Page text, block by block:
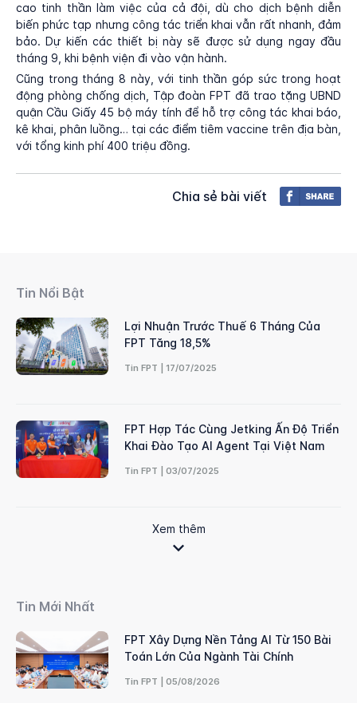
cao tinh thần làm việc của cả đội, dù cho dịch bệnh diễn
biến phức tạp nhưng công tác triển khai vẫn rất nhanh, đảm
bảo. Dự kiến các thiết bị này sẽ được sử dụng ngay đầu
tháng 9, khi bệnh viện đi vào vận hành.
Cũng trong tháng 8 này, với tinh thần góp sức trong hoạt
động phòng chống dịch, Tập đoàn FPT đã trao tặng UBND
quận Cầu Giấy 45 bộ máy tính để hỗ trợ công tác khai báo,
kê khai, phân luồng… tại các điểm tiêm vaccine trên địa bàn,
với tổng kinh phí 400 triệu đồng.
Chia sẻ bài viết
Tin Nổi Bật
Lợi Nhuận Trước Thuế 6 Tháng Của
FPT Tăng 18,5%
Tin FPT | 17/07/2025
FPT Hợp Tác Cùng Jetking Ấn Độ Triển
Khai Đào Tạo AI Agent Tại Việt Nam
Tin FPT | 03/07/2025
Xem thêm
Tin Mới Nhất
FPT Xây Dựng Nền Tảng AI Từ 150 Bài
Toán Lớn Của Ngành Tài Chính
Tin FPT | 05/08/2026